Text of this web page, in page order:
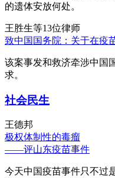
的遗体安放何处。
王胜生等13位律师
致中国国务院：关于在疫
该案事发和救济牵涉中国
求。
社会民生
王德邦
极权体制性的毒瘤
——评山东疫苗事件
今天中国疫苗事件只不过